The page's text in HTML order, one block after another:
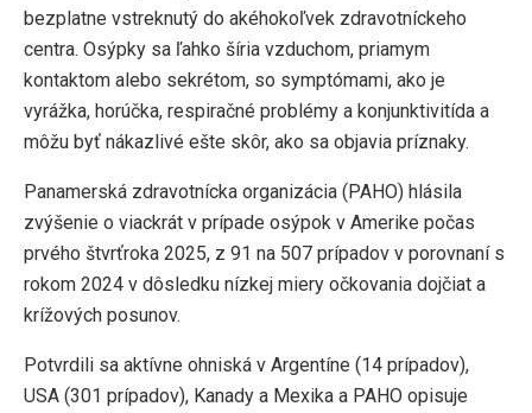
bezplatne vstreknutý do akéhokoľvek zdravotníckeho
centra. Osýpky sa ľahko šíria vzduchom, priamym
kontaktom alebo sekrétom, so symptómami, ako je
vyrážka, horúčka, respiračné problémy a konjunktivitída a
môžu byť nákazlivé ešte skôr, ako sa objavia príznaky.
Panamerská zdravotnícka organizácia (PAHO) hlásila
zvýšenie o viackrát v prípade osýpok v Amerike počas
prvého štvrťroka 2025, z 91 na 507 prípadov v porovnaní s
rokom 2024 v dôsledku nízkej miery očkovania dojčiat a
krížových posunov.
Potvrdili sa aktívne ohniská v Argentíne (14 prípadov),
USA (301 prípadov), Kanady a Mexika a PAHO opisuje